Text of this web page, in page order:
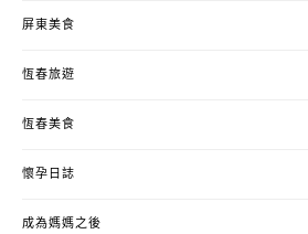
屏東美食
恆春旅遊
恆春美食
懷孕日誌
成為媽媽之後